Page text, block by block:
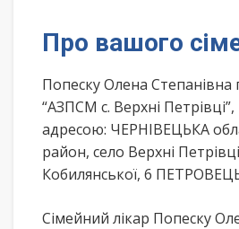
Про вашого
Попеску Олена Степанівна
“АЗПСМ с. Верхні
адресою: ЧЕРНІВЕЦЬКА
район, село Верхні
Кобилянської, 6
Сімейний лікар Попеску